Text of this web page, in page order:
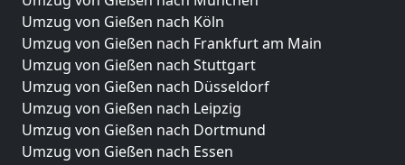
Umzug von Gießen nach Köln
Umzug von Gießen nach Frankfurt am Main
Umzug von Gießen nach Stuttgart
Umzug von Gießen nach Düsseldorf
Umzug von Gießen nach Leipzig
Umzug von Gießen nach Dortmund
Umzug von Gießen nach Essen